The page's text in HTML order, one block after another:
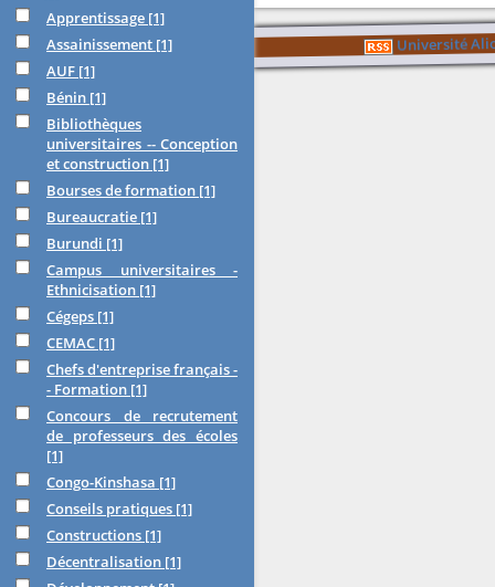
Université
Apprentissage [1]
Assainissement [1]
AUF [1]
Bénin [1]
Bibliothèques
universitaires -- Conception
et construction [1]
Bourses de formation [1]
Bureaucratie [1]
Burundi [1]
Campus universitaires -
Ethnicisation [1]
Cégeps [1]
CEMAC [1]
Chefs d'entreprise français -
- Formation [1]
Concours de recrutement
de professeurs des écoles
[1]
Congo-Kinshasa [1]
Conseils pratiques [1]
Constructions [1]
Décentralisation [1]